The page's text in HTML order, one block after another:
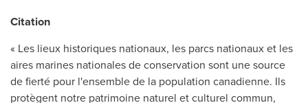
Citation
« Les lieux historiques nationaux, les parcs nationaux et les
aires marines nationales de conservation sont une source
de fierté pour l'ensemble de la population canadienne. Ils
protègent notre patrimoine naturel et culturel commun,